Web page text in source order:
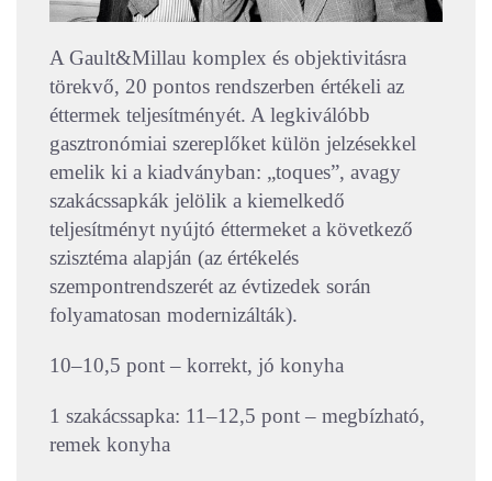
A Gault&Millau komplex és objektivitásra
törekvő, 20 pontos rendszerben értékeli az
éttermek teljesítményét. A legkiválóbb
gasztronómiai szereplőket külön jelzésekkel
emelik ki a kiadványban: „toques”, avagy
szakácssapkák jelölik a kiemelkedő
teljesítményt nyújtó éttermeket a következő
szisztéma alapján (az értékelés
szempontrendszerét az évtizedek során
folyamatosan modernizálták).
10–10,5 pont – korrekt, jó konyha
1 szakácssapka: 11–12,5 pont – megbízható,
remek konyha